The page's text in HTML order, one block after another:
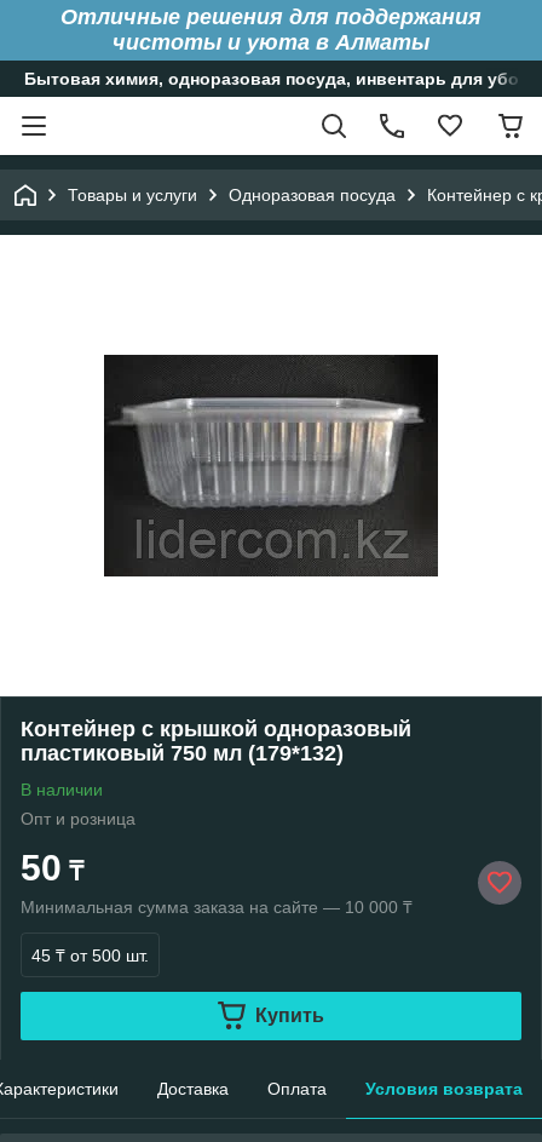
Отличные решения для поддержания
чистоты и уюта в Алматы
Бытовая химия, одноразовая посуда, инвентарь для
Товары и услуги Одноразовая посуда Контейнер с
Контейнер с крышкой одноразовый
пластиковый 750 мл (179*132)
В наличии
Опт и розница
50 ₸
Минимальная сумма заказа на сайте — 10 000 ₸
45 ₸ от 500 шт.
Купить
Доставка Оплата Условия возврата